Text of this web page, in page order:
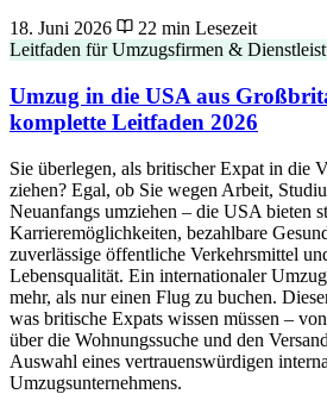
18. Juni 2026
22 min Lesezeit
Leitfaden für Umzugsfirmen &
Umzug in die USA aus
komplette Leitfaden 2026
Sie überlegen, als britischer Expat in die
ziehen? Egal, ob Sie wegen Arbeit,
Neuanfangs umziehen – die USA bieten
Karrieremöglichkeiten, bezahlbare
zuverlässige öffentliche Verkehrsmittel
Lebensqualität. Ein internationaler
mehr, als nur einen Flug zu buchen.
was britische Expats wissen müssen –
über die Wohnungssuche und den
Auswahl eines vertrauenswürdigen
Umzugsunternehmens.